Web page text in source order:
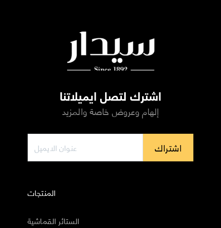
اشترك لتصل ايميلاتنا
إلهام وعروض خاصة والمزيد
اشتراك
المنتجات
الستائر القماشية